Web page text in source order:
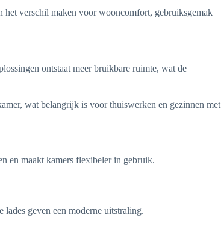
het verschil maken voor wooncomfort, gebruiksgemak
ontstaat meer bruikbare ruimte, wat de
wat belangrijk is voor thuiswerken en gezinnen met
en maakt kamers flexibeler in gebruik.
geven een moderne uitstraling.